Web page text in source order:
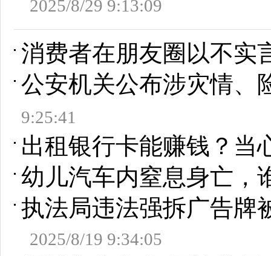
2025/8/29 9:13:09
消费者在朋友圈以不实
公安机关公布涉灾情、
9:25:41
出租银行卡能赚钱？当
幼儿汽车内窒息身亡，
执法局违法强拆广告牌
2025/8/19 9:34:05